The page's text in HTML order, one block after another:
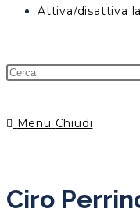
Attiva/disattiva
Menu Chiudi
Ciro